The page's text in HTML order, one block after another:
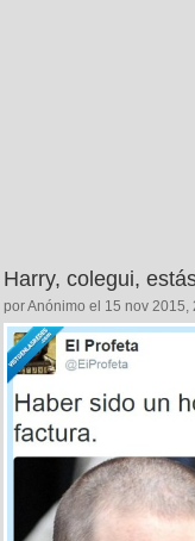
Harry, colegui,
por Anónimo el 15 nov 2015,